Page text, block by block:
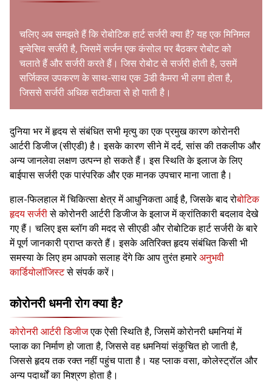
चलिए अब समझते हैं कि रोबोटिक हार्ट सर्जरी क्या है? यह एकमिनिमल
इन्वेसिव सर्जरीहै, जिसमें सर्जन एक कंसोल पर बैठकर रोबोट को
चलाते हैं और सर्जरी करते हैं। जिस रोबोट से सर्जरी होती है, उसमें
सर्जिकल उपकरण के साथ-साथ एक 3डी कैमरा भी लगा होता है,
जिससे सर्जरी अधिक सटीकता से हो पाती है।
दुनिया भर में हृदय से संबंधित सभी मृत्यु का एक प्रमुख कारण कोरोनरी
आर्टरी डिजीज (सीएडी) है। इसके कारण सीने में दर्द, सांस की तकलीफ और
अन्य जानलेवा लक्षण उत्पन्न हो सकते हैं। इस स्थिति के इलाज के लिए
बाईपास सर्जरी एक पारंपरिक और एक मानक उपचार माना जाता है।
हाल-फिलहाल में चिकित्सा क्षेत्र में आधुनिकता आई है, जिसके बाद रोबोटिक
हृदय सर्जरीसे कोरोनरी आर्टरी डिजीज के इलाज में क्रांतिकारी बदलाव देखे
गए हैं। चलिए इस ब्लॉग की मदद से सीएडी और रोबोटिक हार्ट सर्जरी के बारे
में पूर्ण जानकारी प्राप्त करते हैं। इसके अतिरिक्त हृदय संबंधित किसी भी
समस्या के लिए हम आपको सलाह देंगे कि आप तुरंत हमारेअनुभवी
कार्डियोलॉजिस्टसे संपर्क करें।
कोरोनरी धमनी रोग क्या है?
कोरोनरी आर्टरी डिजीजएक ऐसी स्थिति है, जिसमें कोरोनरी धमनियां में
प्लाक का निर्माण हो जाता है, जिससे वह धमनियां संकुचित हो जाती है,
जिससे हृदय तक रक्त नहीं पहुंच पाता है। यह प्लाक वसा, कोलेस्ट्रॉल और
अन्य पदार्थों का मिश्रण होता है।